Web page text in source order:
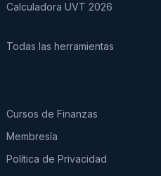
Calculadora UVT 2026
Todas las herramientas
Cursos de Finanzas
Membresía
Política de Privacidad